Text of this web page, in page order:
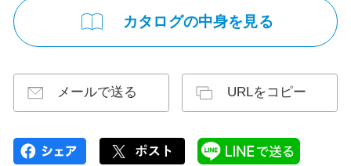
カタログの中身を見る
メールで送る URLをコピー